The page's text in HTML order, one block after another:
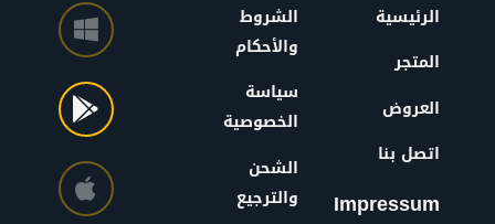
الرئيسية
المتجر
العروض
اتصل بنا
Impressum
الشروط
والأحكام
سياسة
الخصوصية
الشحن
والترجيع